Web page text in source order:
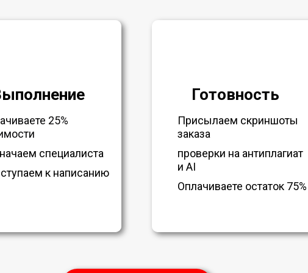
25%
специалиста
к написанию
Готовность
Присылаем скриншоты
заказа
проверки на антиплагиат
и AI
Оплачиваете остаток 75%